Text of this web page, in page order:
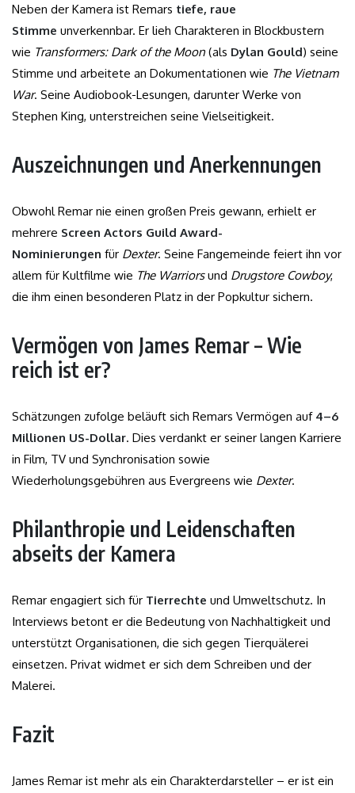
Neben der Kamera ist Remars tiefe, raue
Stimme unverkennbar. Er lieh Charakteren in Blockbustern
wie Transformers: Dark of the Moon (als Dylan Gould) seine
Stimme und arbeitete an Dokumentationen wie The Vietnam
War. Seine Audiobook-Lesungen, darunter Werke von
Stephen King, unterstreichen seine Vielseitigkeit.
Auszeichnungen und Anerkennungen
Obwohl Remar nie einen großen Preis gewann, erhielt er
mehrere Screen Actors Guild Award-
Nominierungen für Dexter. Seine Fangemeinde feiert ihn vor
allem für Kultfilme wie The Warriorsund Drugstore Cowboy,
die ihm einen besonderen Platz in der Popkultur sichern.
Vermögen von James Remar – Wie
reich ist er?
Schätzungen zufolge beläuft sich Remars Vermögen auf 4–6
Millionen US-Dollar. Dies verdankt er seiner langen Karriere
in Film, TV und Synchronisation sowie
Wiederholungsgebühren aus Evergreens wie Dexter.
Philanthropie und Leidenschaften
abseits der Kamera
Remar engagiert sich für Tierrechte und Umweltschutz. In
Interviews betont er die Bedeutung von Nachhaltigkeit und
unterstützt Organisationen, die sich gegen Tierquälerei
einsetzen. Privat widmet er sich dem Schreiben und der
Malerei.
Fazit
James Remar ist mehr als ein Charakterdarsteller – er ist ein